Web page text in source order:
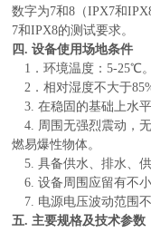
数字为7和8（IPX7和
7和IPX8的测试要求。
四. 设备使用场地条件
1．环境温度：5-25℃。
2．相对湿度不大于
3. 在稳固的基础上水平
4. 周围无强烈震动，
燃易爆性物体。
5. 具备供水、排水、
6. 设备周围应留有不
7. 电源电压波动范围
五. 主要规格及技术参数